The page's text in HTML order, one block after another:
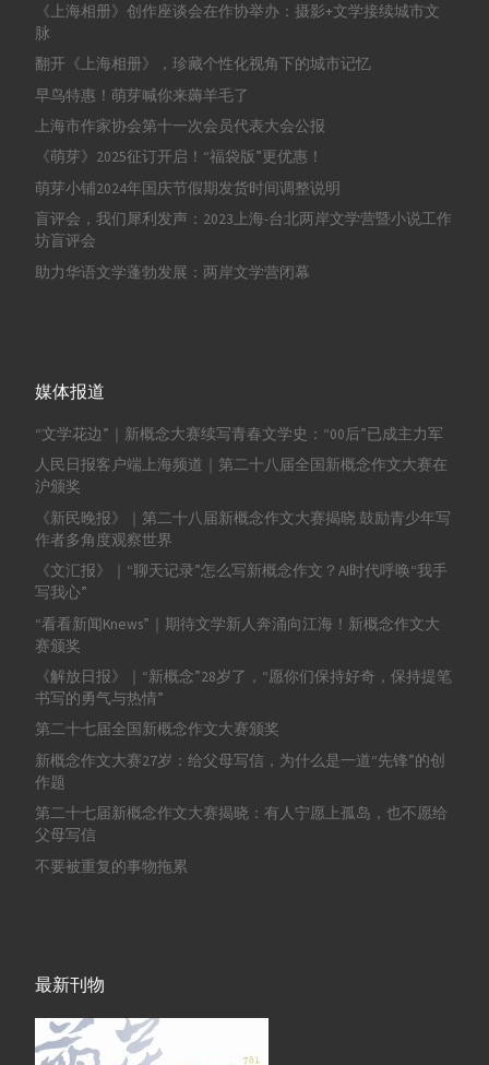
《上海相册》创作座谈会在作协举办：摄影+文学接续城市文
脉
翻开《上海相册》，珍藏个性化视角下的城市记忆
早鸟特惠！萌芽喊你来薅羊毛了
上海市作家协会第十一次会员代表大会公报
《萌芽》2025征订开启！“福袋版”更优惠！
萌芽小铺2024年国庆节假期发货时间调整说明
盲评会，我们犀利发声：2023上海-台北两岸文学营暨小说工作
坊盲评会
助力华语文学蓬勃发展：两岸文学营闭幕
媒体报道
“文学花边”｜新概念大赛续写青春文学史：“00后”已成主力军
人民日报客户端上海频道｜第二十八届全国新概念作文大赛在
沪颁奖
《新民晚报》｜第二十八届新概念作文大赛揭晓 鼓励青少年写
作者多角度观察世界
《文汇报》｜“聊天记录”怎么写新概念作文？AI时代呼唤“我手
写我心”
“看看新闻Knews”｜期待文学新人奔涌向江海！新概念作文大
赛颁奖
《解放日报》｜“新概念”28岁了，“愿你们保持好奇，保持提笔
书写的勇气与热情”
第二十七届全国新概念作文大赛颁奖
新概念作文大赛27岁：给父母写信，为什么是一道“先锋”的创
作题
第二十七届新概念作文大赛揭晓：有人宁愿上孤岛，也不愿给
父母写信
不要被重复的事物拖累
最新刊物